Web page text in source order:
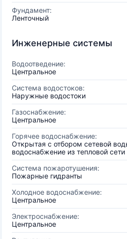
Фундамент:
Ленточный
Инженерные системы
Водоотведение:
Центральное
Система водостоков:
Наружные водостоки
Газоснабжение:
Центральное
Горячее водоснабжение:
Открытая с отбором сетевой
водоснабжение из тепловой сети
Система пожаротушения:
Пожарные гидранты
Холодное водоснабжение:
Центральное
Электроснабжение:
Центральное